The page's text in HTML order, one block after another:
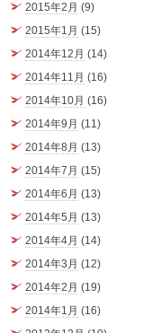
2015年2月 (9)
2015年1月 (15)
2014年12月 (14)
2014年11月 (16)
2014年10月 (16)
2014年9月 (11)
2014年8月 (13)
2014年7月 (15)
2014年6月 (13)
2014年5月 (13)
2014年4月 (14)
2014年3月 (12)
2014年2月 (19)
2014年1月 (16)